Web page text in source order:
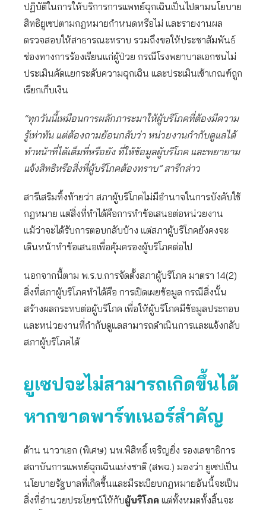
ปฏิบัติในการให้บริการการแพทย์ฉุกเฉินเป็นไปตามนโยบาย
สิทธิยูเซปตามกฎหมายกำหนดหรือไม่ และรายงานผล
ตรวจสอบให้สาธารณะทราบ รวมถึงขอให้ประชาสัมพันธ์
ช่องทางการร้องเรียนแก่ผู้ป่วย กรณีโรงพยาบาลเอกชนไม่
ประเมินคัดแยกระดับความฉุกเฉิน และประเมินเข้าเกณฑ์ถูก
เรียกเก็บเงิน
“ทุกวันนี้เหมือนการผลักภาระมาให้ผู้บริโภคที่ต้องมีความ
รู้เท่าทัน แต่ต้องถามย้อนกลับว่า หน่วยงานกำกับดูแลได้
ทำหน้าที่ได้เต็มที่หรือยัง ที่ให้ข้อมูลผู้บริโภค และพยายาม
แจ้งสิทธิหรือสิ่งที่ผู้บริโภคต้องทราบ” สารีกล่าว
สารีเสริมทิ้งท้ายว่า สภาผู้บริโภคไม่มีอำนาจในการบังคับใช้
กฎหมาย แต่สิ่งที่ทำได้คือการทำข้อเสนอต่อหน่วยงาน
แม้ว่าจะได้รับการตอบกลับบ้าง แต่สภาผู้บริโภคยังคงจะ
เดินหน้าทำข้อเสนอเพื่อคุ้มครองผู้บริโภคต่อไป
นอกจากนี้ตาม พ.ร.บ.การจัดตั้งสภาผู้บริโภค มาตรา 14(2)
สิ่งที่สภาผู้บริโภคทำได้คือ การเปิดเผยข้อมูล กรณีสิ่งนั้น
สร้างผลกระทบต่อผู้บริโภค เพื่อให้ผู้บริโภคมีข้อมูลประกอบ
และหน่วยงานที่กำกับดูแลสามารถดำเนินการและแจ้งกลับ
สภาผู้บริโภคได้
ยูเซปจะไม่สามารถเกิดขึ้นได้
หากขาดพาร์ทเนอร์สำคัญ
ด้าน นาวาเอก (พิเศษ) นพ.พิสิทธิ์ เจริญยิ่ง รองเลขาธิการ
สถาบันการแพทย์ฉุกเฉินแห่งชาติ (สพฉ.) มองว่า ยูเซปเป็น
นโยบายรัฐบาลที่เกิดขึ้นและมีระเบียบกฎหมายอันนี้จะเป็น
สิ่งที่อำนวยประโยชน์ให้กับผู้บริโภค แต่ทั้งหมดทั้งสิ้นจะ